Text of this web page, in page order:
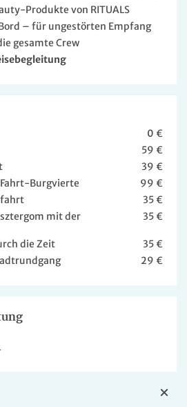
Produkte von RITUALS
– für ungestörten Empfang
gesamte Crew
0 €
59 €
39 €
Burgvierte
99 €
35 €
mit der
35 €
die Zeit
35 €
29 €